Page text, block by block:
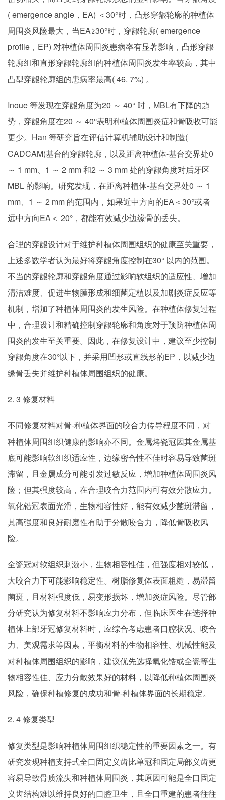
( emergence angle，EA) ＜30°时，凸形穿龈轮廓的种植体
周围炎风险最大，当EA≥30°时，穿龈轮廓( emergence
profile，EP) 对种植体周围炎患病率有显著影响，凸形穿龈
轮廓组和直形穿龈轮廓组的种植体周围炎发生率较高，其中
凸型穿龈轮廓组的患病率最高( 46. 7%) 。
Inoue 等发现在穿龈角度为20 ～ 40° 时，MBL有下降的趋
势，穿龈角度在20 ～ 40°表明种植体周围炎症和骨吸收可能
更少。Han 等研究旨在评估计算机辅助设计和制造(
CADCAM)基台的穿龈轮廓，以及距离种植体-基台交界处0
～ 1 mm、1 ～ 2 mm 和2 ～ 3 mm 处的穿龈角度对后牙区
MBL 的影响。研究发现，在距离种植体-基台交界处0 ～ 1
mm、1 ～ 2 mm 的范围内，如果近中方向的EA＜30°或者
远中方向EA＜ 20°，都能有效减少边缘骨的丢失。
合理的穿龈设计对于维护种植体周围组织的健康至关重要，
上述多数学者认为最好将穿龈角度控制在30° 以内的范围。
不当的穿龈轮廓和穿龈角度通过影响软组织的适应性、增加
清洁难度、促进生物膜形成和细菌定植以及加剧炎症反应等
机制，增加了种植体周围炎的发生风险。在种植体修复过程
中，合理设计和精确控制穿龈轮廓和角度对于预防种植体周
围炎的发生至关重要。因此，在修复设计中，建议至少控制
穿龈角度在30°以下，并采用凹形或直线形的EP，以减少边
缘骨丢失并维护种植体周围组织的健康。
2. 3 修复材料
不同修复材料对骨-种植体界面的咬合力传导程度不同，对
种植体周围组织健康的影响亦不同。金属烤瓷冠因其金属基
底可能影响软组织适应性，边缘密合性不佳时容易导致菌斑
滞留，且金属成分可能引发过敏反应，增加种植体周围炎风
险；但其强度较高，在合理咬合力范围内可有效分散应力。
氧化锆冠表面光滑，生物相容性好，能有效减少菌斑滞留，
其高强度和良好耐磨性有助于分散咬合力，降低骨吸收风
险。
全瓷冠对软组织刺激小，生物相容性佳，但强度相对较低，
大咬合力下可能影响稳定性。树脂修复体表面粗糙，易滞留
菌斑，且材料强度低，易变形损坏，增加炎症风险。尽管部
分研究认为修复材料不影响应力分布，但临床医生在选择种
植体上部牙冠修复材料时，应综合考虑患者口腔状况、咬合
力、美观需求等因素，平衡材料的生物相容性、机械性能及
对种植体周围组织的影响，建议优先选择氧化锆或全瓷等生
物相容性佳、应力分散效果好的材料，以降低种植体周围炎
风险，确保种植修复的成功和骨-种植体界面的长期稳定。
2. 4 修复类型
修复类型是影响种植体周围组织稳定性的重要因素之一。有
研究发现种植支持式全口固定义齿比单冠和固定局部义齿更
容易导致骨质流失和种植体周围炎，其原因可能是全口固定
义齿结构难以维持良好的口腔卫生，且全口重建的患者往往